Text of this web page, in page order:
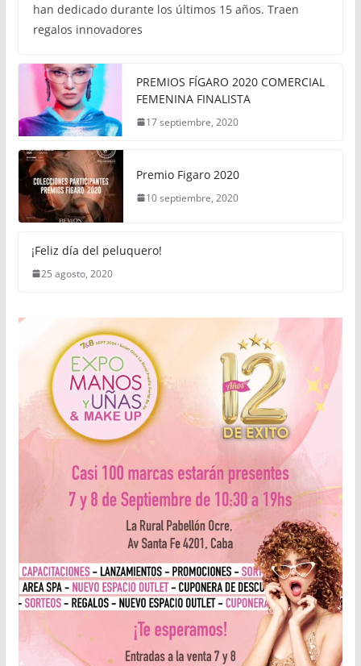
han dedicado durante los últimos 15 años. Traen
regalos innovadores
PREMIOS FÍGARO 2020 COMERCIAL
FEMENINA FINALISTA
17 septiembre, 2020
Premio Figaro 2020
10 septiembre, 2020
¡Feliz día del peluquero!
25 agosto, 2020